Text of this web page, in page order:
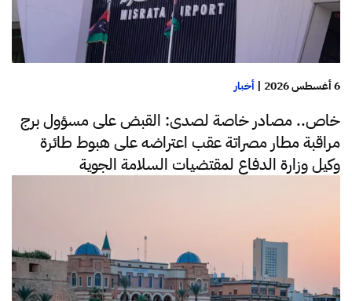
6 أغسطس 2026 | أخبار
خاص.. مصادر خاصة لصدى: القبض على مسؤول برج
مراقبة مطار مصراتة عقب اعتراضه على هبوط طائرة
وكيل وزارة الدفاع لمقتضيات السلامة الجوية